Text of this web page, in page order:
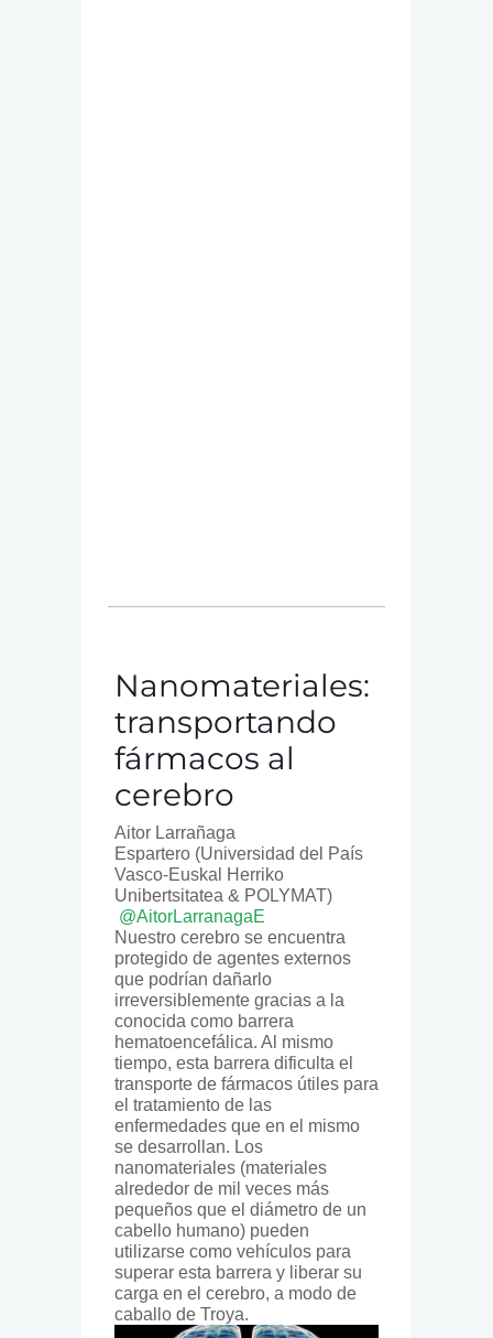
Nanomateriales:
transportando
fármacos al
cerebro
Aitor Larrañaga
Espartero (Universidad del País
Vasco-Euskal Herriko
Unibertsitatea & POLYMAT)
@AitorLarranagaE
Nuestro cerebro se encuentra
protegido de agentes externos
que podrían dañarlo
irreversiblemente gracias a la
conocida como barrera
hematoencefálica. Al mismo
tiempo, esta barrera dificulta el
transporte de fármacos útiles para
el tratamiento de las
enfermedades que en el mismo
se desarrollan. Los
nanomateriales (materiales
alrededor de mil veces más
pequeños que el diámetro de un
cabello humano) pueden
utilizarse como vehículos para
superar esta barrera y liberar su
carga en el cerebro, a modo de
caballo de Troya.